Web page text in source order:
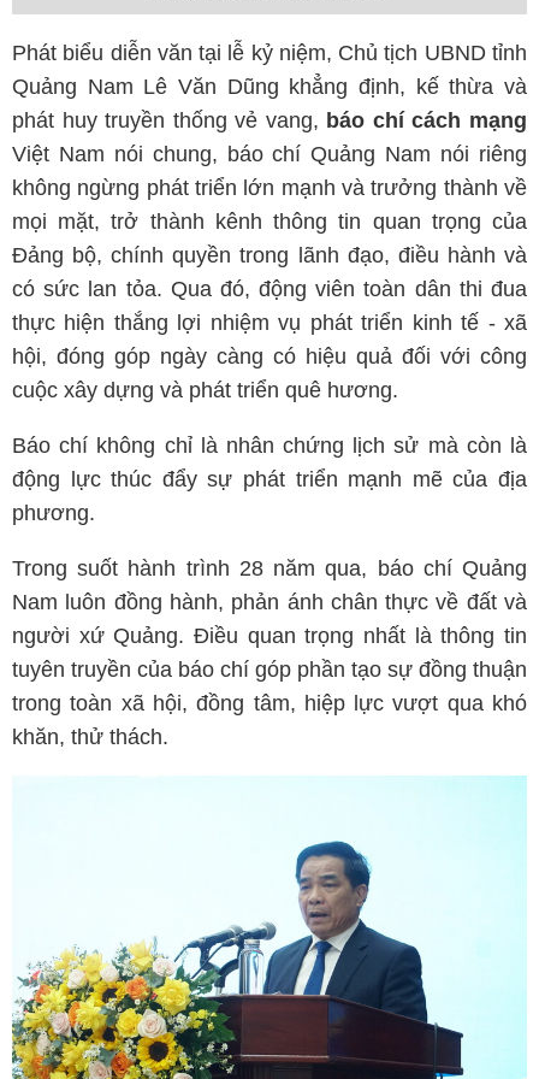
Phát biểu diễn văn tại lễ kỷ niệm, Chủ tịch UBND tỉnh
Quảng Nam Lê Văn Dũng khẳng định, kế thừa và
phát huy truyền thống vẻ vang, báo chí cách mạng
Việt Nam nói chung, báo chí Quảng Nam nói riêng
không ngừng phát triển lớn mạnh và trưởng thành về
mọi mặt, trở thành kênh thông tin quan trọng của
Đảng bộ, chính quyền trong lãnh đạo, điều hành và
có sức lan tỏa. Qua đó, động viên toàn dân thi đua
thực hiện thắng lợi nhiệm vụ phát triển kinh tế - xã
hội, đóng góp ngày càng có hiệu quả đối với công
cuộc xây dựng và phát triển quê hương.
Báo chí không chỉ là nhân chứng lịch sử mà còn là
động lực thúc đẩy sự phát triển mạnh mẽ của địa
phương.
Trong suốt hành trình 28 năm qua, báo chí Quảng
Nam luôn đồng hành, phản ánh chân thực về đất và
người xứ Quảng. Điều quan trọng nhất là thông tin
tuyên truyền của báo chí góp phần tạo sự đồng thuận
trong toàn xã hội, đồng tâm, hiệp lực vượt qua khó
khăn, thử thách.